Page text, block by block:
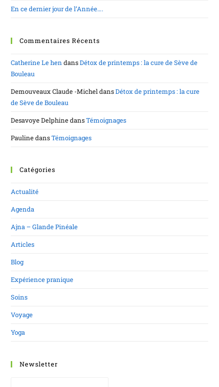
En ce dernier jour de l’Année….
Commentaires Récents
Catherine Le hen dansDétox de printemps : la cure de Sève de
Bouleau
Demouveaux Claude -Michel dansDétox de printemps : la cure
de Sève de Bouleau
Desavoye DelphinedansTémoignages
PaulinedansTémoignages
Catégories
Actualité
Agenda
Ajna – Glande Pinéale
Articles
Blog
Expérience pranique
Soins
Voyage
Yoga
Newsletter